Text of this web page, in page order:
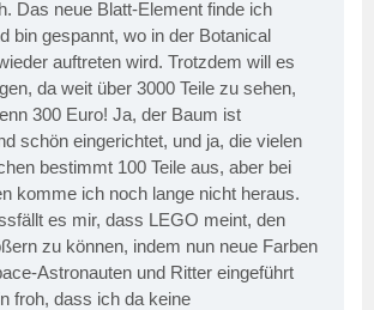
Das neue Blatt-Element finde ich
bin gespannt, wo in der Botanical
auftreten wird. Trotzdem will es
da weit über 3000 Teile zu sehen,
300 Euro! Ja, der Baum ist
schön eingerichtet, und ja, die vielen
bestimmt 100 Teile aus, aber bei
komme ich noch lange nicht heraus.
es mir, dass LEGO meint, den
zu können, indem nun neue Farben
Astronauten und Ritter eingeführt
froh, dass ich da keine